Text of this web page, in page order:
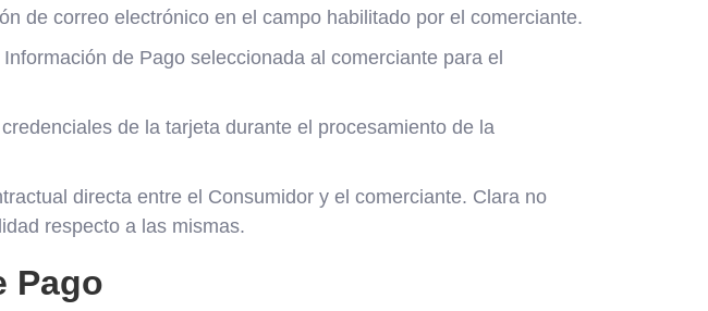
de correo electrónico en el campo habilitado por el comerciante.
de Pago seleccionada al comerciante para el
de la tarjeta durante el procesamiento de la
directa entre el Consumidor y el comerciante. Clara no
respecto a las mismas.
Pago